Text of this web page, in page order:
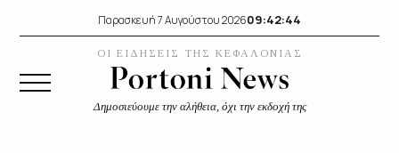
Παρασκευή 7 Αυγούστου 202609:42:44
ΟΙ ΕΙΔΗΣΕΙΣ ΤΗΣ ΚΕΦΑΛΟΝΙΑΣ
Δημοσιεύουμε την αλήθεια, όχι την εκδοχή της